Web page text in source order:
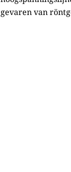
gevaren van